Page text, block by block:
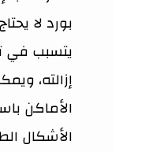
بورد لا
يتسبب في
إزالته،
الأماكن
الأشكال